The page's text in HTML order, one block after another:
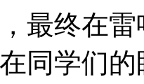
最终在
同学们